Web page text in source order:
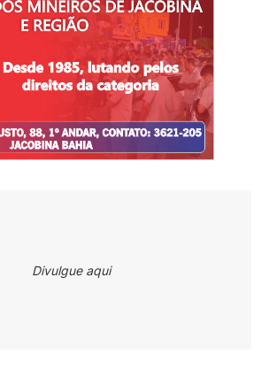
Divulgue aqui